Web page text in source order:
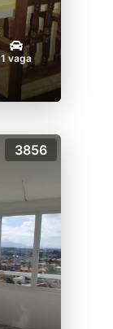
1 vaga
3856